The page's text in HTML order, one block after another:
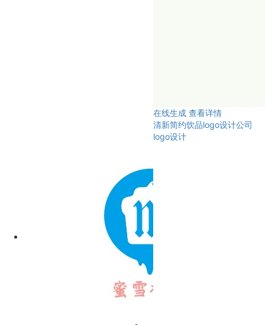
在线生成 查看详情
清新简约饮品logo设计公司
logo设计